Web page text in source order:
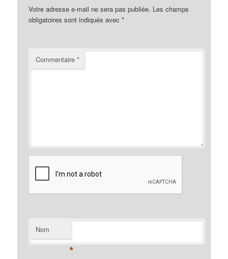
Votre adresse e-mail ne sera pas publiée. Les champs
obligatoires sont indiqués avec*
Commentaire*
Nom
*